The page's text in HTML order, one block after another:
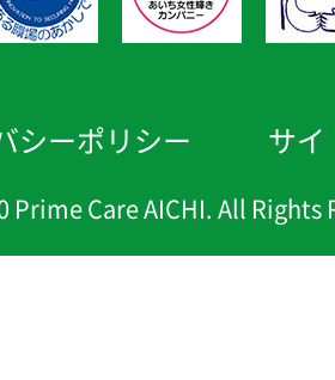
シーポリシー サイ
Prime Care AICHI. All Rights